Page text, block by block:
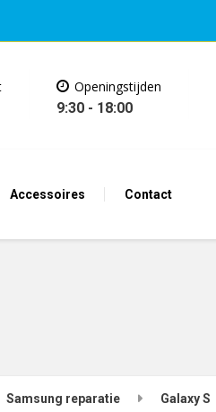
Accessoires Contact
Openingstijden
9:30 - 18:00
Samsung reparatie Galaxy S